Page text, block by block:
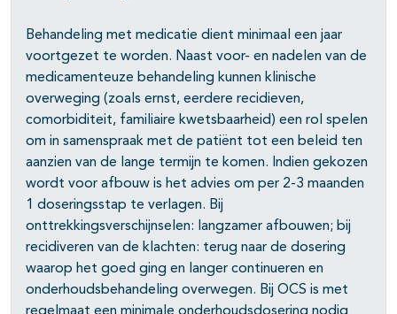
Behandeling met medicatie dient minimaal een jaar
voortgezet te worden. Naast voor- en nadelen van de
medicamenteuze behandeling kunnen klinische
overweging (zoals ernst, eerdere recidieven,
comorbiditeit, familiaire kwetsbaarheid) een rol spelen
om in samenspraak met de patiënt tot een beleid ten
aanzien van de lange termijn te komen. Indien gekozen
wordt voor afbouw is het advies om per 2-3 maanden
1 doseringsstap te verlagen. Bij
onttrekkingsverschijnselen: langzamer afbouwen; bij
recidiveren van de klachten: terug naar de dosering
waarop het goed ging en langer continueren en
onderhoudsbehandeling overwegen. Bij OCS is met